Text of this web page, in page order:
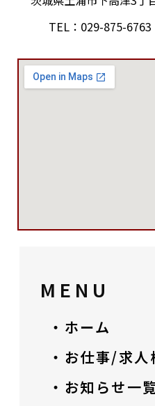
TEL：029-875-
MENU
・ホーム
・お仕事/求人
・お知らせ一